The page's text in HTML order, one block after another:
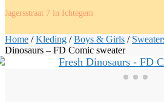
Jagersstraat 7 in Ichtegem
Home /Kleding /Boys & Girls /
Dinosaurs – FD Comic sweater